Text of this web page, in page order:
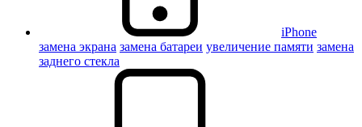
iPhone
замена экрана замена батареи увеличение памяти замена
заднего стекла